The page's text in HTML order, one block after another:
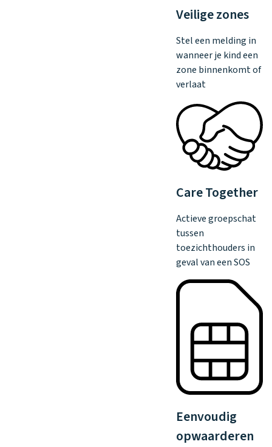
Veilige zones
Stel een melding in
wanneer je kind een
zone binnenkomt of
verlaat
Care Together
Actieve groepschat
tussen
toezichthouders in
geval van een SOS
Eenvoudig
opwaarderen